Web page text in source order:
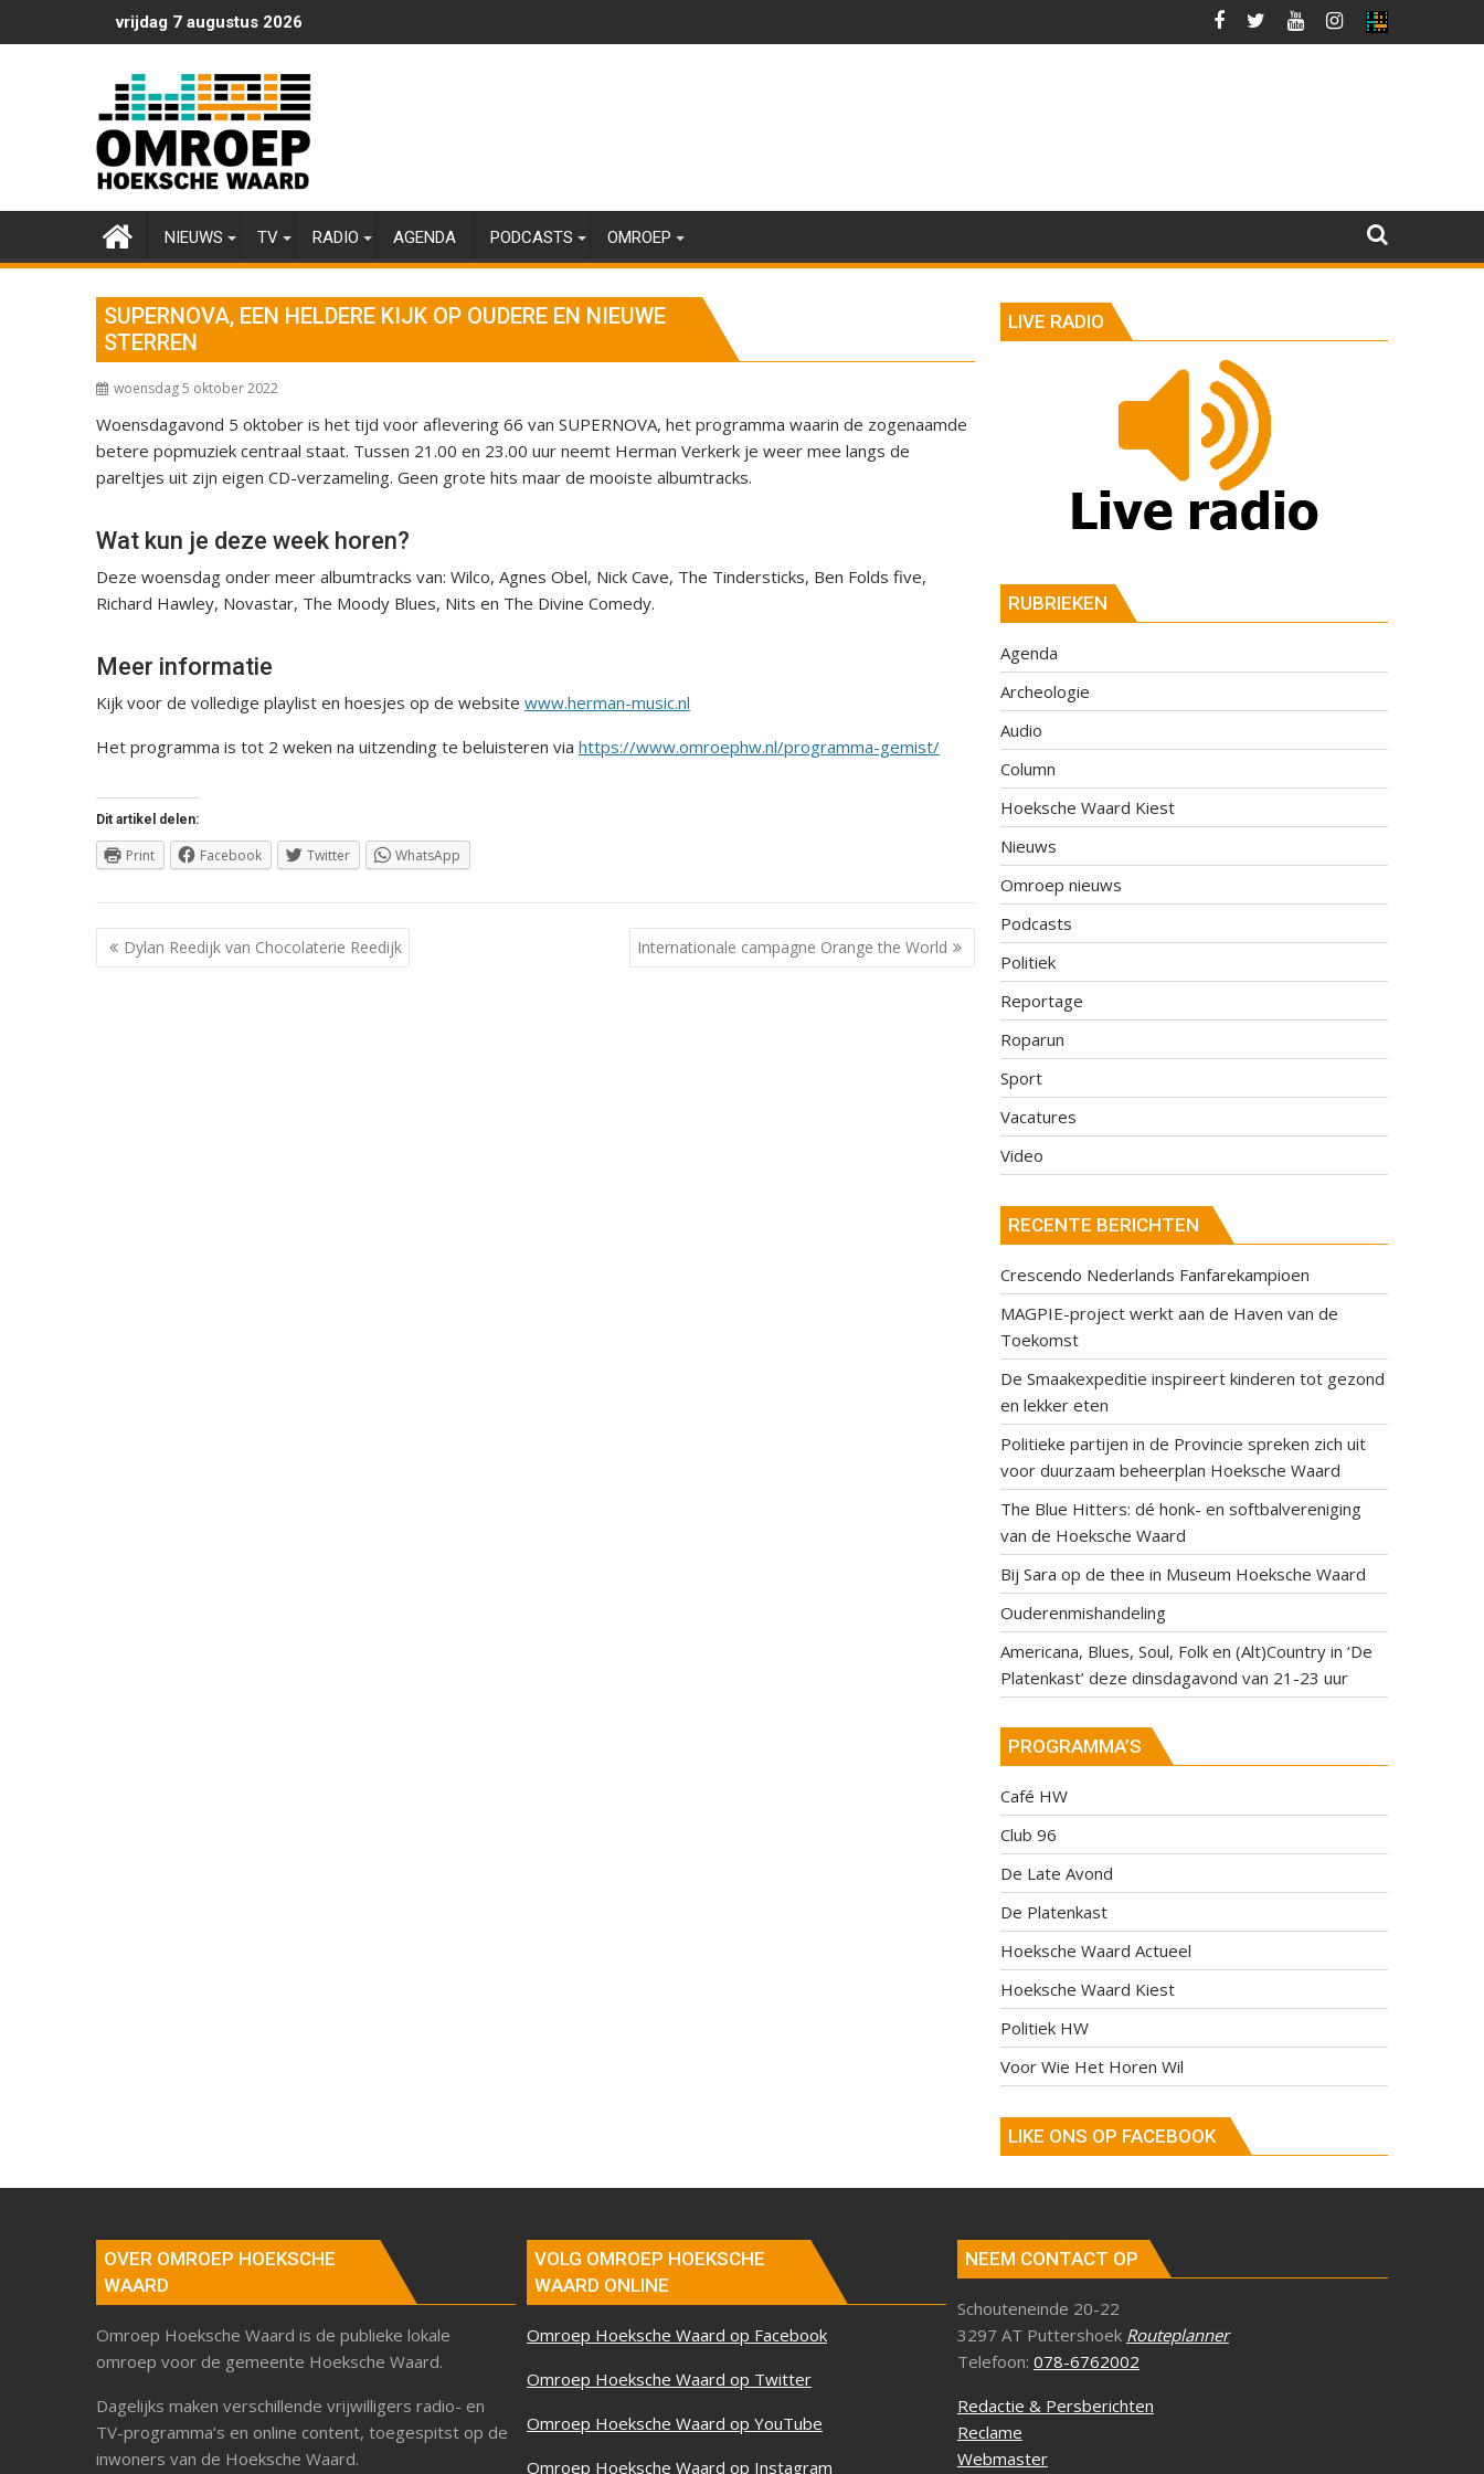
naar
vrijdag 7 augustus 2026
NIEUWS TV RADIO AGENDA PODCASTS OMROEP
SUPERNOVA, EEN HELDERE KIJK OP OUDERE EN NIEUWE
STERREN
woensdag 5 oktober 2022
Woensdagavond 5 oktober is het tijd voor aflevering 66 van SUPERNOVA, het programma waarin de zogenaamde
betere popmuziek centraal staat. Tussen 21.00 en 23.00 uur neemt Herman Verkerk je weer mee langs de
pareltjes uit zijn eigen CD-verzameling. Geen grote hits maar de mooiste albumtracks.
Wat kun je deze week horen?
Deze woensdag onder meer albumtracks van: Wilco, Agnes Obel, Nick Cave, The Tindersticks, Ben Folds five,
Richard Hawley, Novastar, The Moody Blues, Nits en The Divine Comedy.
Meer informatie
Kijk voor de volledige playlist en hoesjes op de website www.herman-music.nl
Het programma is tot 2 weken na uitzending te beluisteren via https://www.omroephw.nl/programma-gemist/
Dit artikel delen:
Print Facebook Twitter WhatsApp
Berichtnavigatie
Dylan Reedijk van Chocolaterie Reedijk Internationale campagne Orange the World
LIVE RADIO
RUBRIEKEN
Agenda
Archeologie
Audio
Column
Hoeksche Waard Kiest
Nieuws
Omroep nieuws
Podcasts
Politiek
Reportage
Roparun
Sport
Vacatures
Video
RECENTE BERICHTEN
Crescendo Nederlands Fanfarekampioen
MAGPIE-project werkt aan de Haven van de
Toekomst
De Smaakexpeditie inspireert kinderen tot gezond
en lekker eten
Politieke partijen in de Provincie spreken zich uit
voor duurzaam beheerplan Hoeksche Waard
The Blue Hitters: dé honk- en softbalvereniging
van de Hoeksche Waard
Bij Sara op de thee in Museum Hoeksche Waard
Ouderenmishandeling
Americana, Blues, Soul, Folk en (Alt)Country in ‘De
Platenkast’ deze dinsdagavond van 21-23 uur
PROGRAMMA’S
Café HW
Club 96
De Late Avond
De Platenkast
Hoeksche Waard Actueel
Hoeksche Waard Kiest
Politiek HW
Voor Wie Het Horen Wil
LIKE ONS OP FACEBOOK
OVER OMROEP HOEKSCHE
WAARD
Omroep Hoeksche Waard is de publieke lokale
omroep voor de gemeente Hoeksche Waard.
Dagelijks maken verschillende vrijwilligers radio- en
TV-programma’s en online content, toegespitst op de
inwoners van de Hoeksche Waard.
VOLG OMROEP HOEKSCHE
WAARD ONLINE
Omroep Hoeksche Waard op Facebook
Omroep Hoeksche Waard op Twitter
Omroep Hoeksche Waard op YouTube
Omroep Hoeksche Waard op Instagram
NEEM CONTACT OP
Schouteneinde 20-22
3297 AT Puttershoek Routeplanner
Telefoon: 078-6762002
Redactie & Persberichten
Reclame
Webmaster